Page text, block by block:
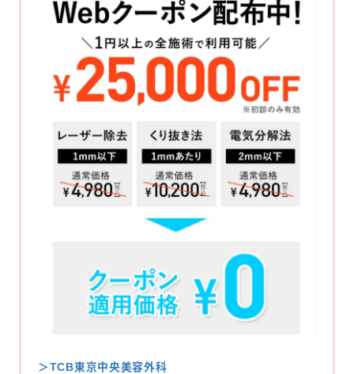
＞TCB東京中央美容外科